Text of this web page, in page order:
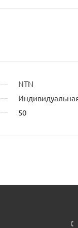
NTN
50